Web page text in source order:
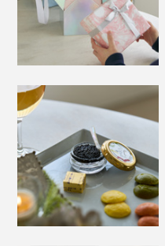
分を保湿してあげるのも
クーリングパッドとし